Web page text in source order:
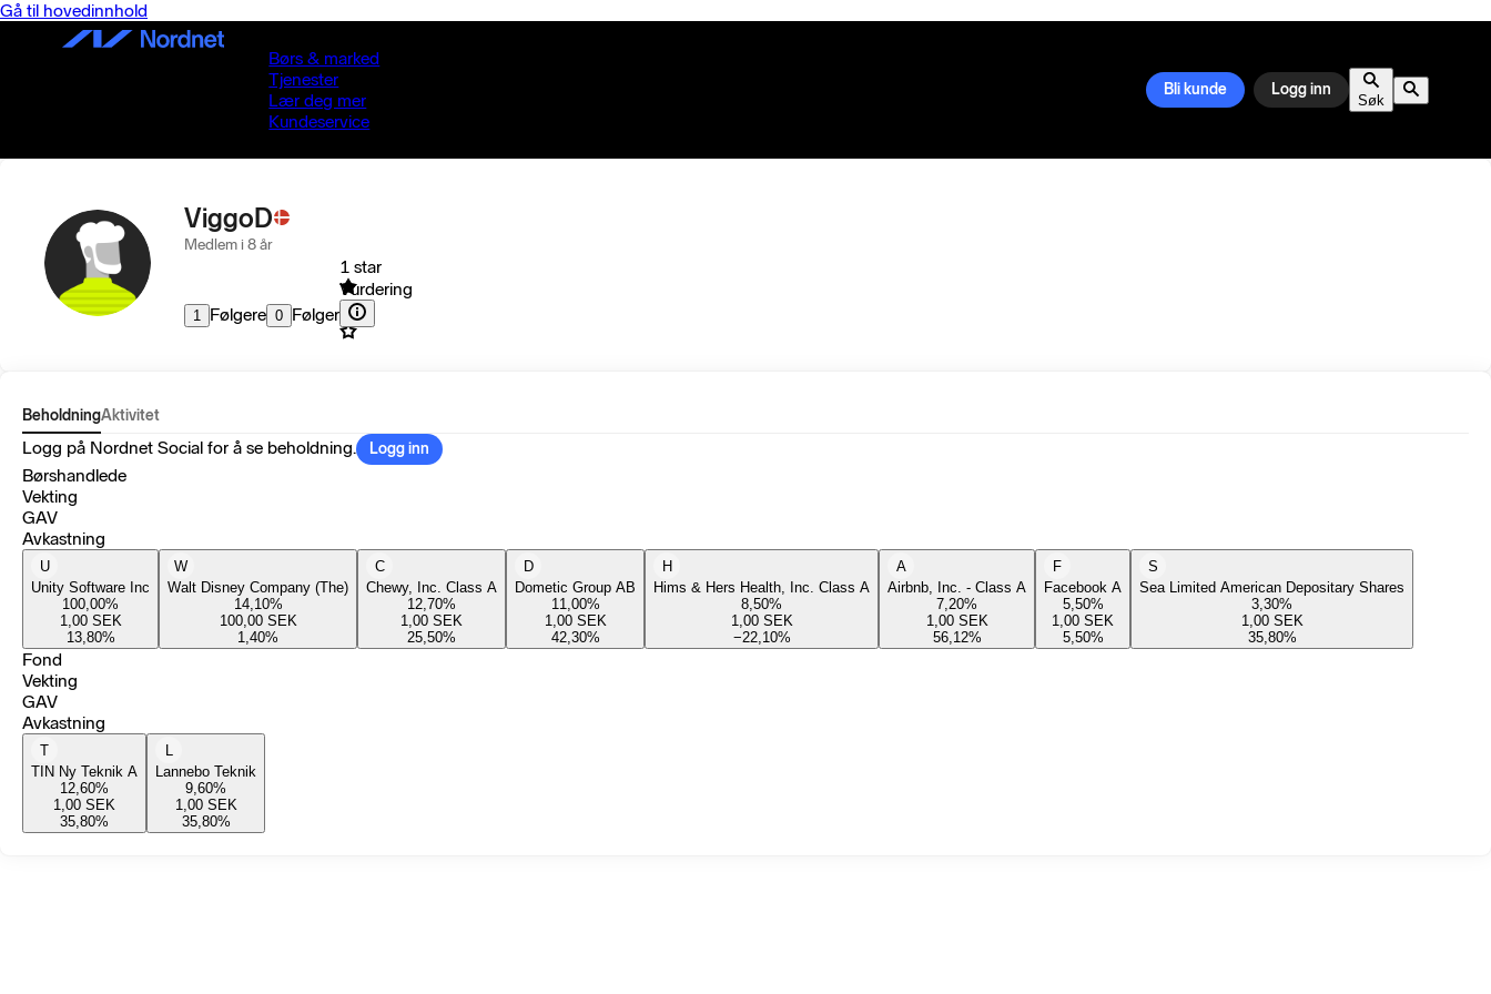
Gå til hovedinnhold
Børs & marked
Tjenester
Lær deg mer
Kundeservice
Bli kunde Logg inn
Søk
ViggoD
Medlem i 8 år
1 Følgere 0 Følger
1 star
Vurdering
BeholdningAktivitet
Logg på Nordnet Social for å se beholdning. Logg inn
Børshandlede
Vekting
GAV
Avkastning
U
Unity Software Inc
100,00%
1,00 SEK
13,80%
W
Walt Disney Company (The)
14,10%
100,00 SEK
1,40%
C
Chewy, Inc. Class A
12,70%
1,00 SEK
25,50%
D
Dometic Group AB
11,00%
1,00 SEK
42,30%
H
Hims & Hers Health, Inc. Class A
8,50%
1,00 SEK
−22,10%
A
Airbnb, Inc. - Class A
7,20%
1,00 SEK
56,12%
F
Facebook A
5,50%
1,00 SEK
5,50%
S
Sea Limited American Depositary Shares
3,30%
1,00 SEK
35,80%
Fond
Vekting
GAV
Avkastning
T
TIN Ny Teknik A
12,60%
1,00 SEK
35,80%
L
Lannebo Teknik
9,60%
1,00 SEK
35,80%